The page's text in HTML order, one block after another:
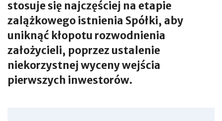
stosuje się najczęściej na etapie
zalążkowego istnienia Spółki, aby
uniknąć kłopotu rozwodnienia
założycieli, poprzez ustalenie
niekorzystnej wyceny wejścia
pierwszych inwestorów.